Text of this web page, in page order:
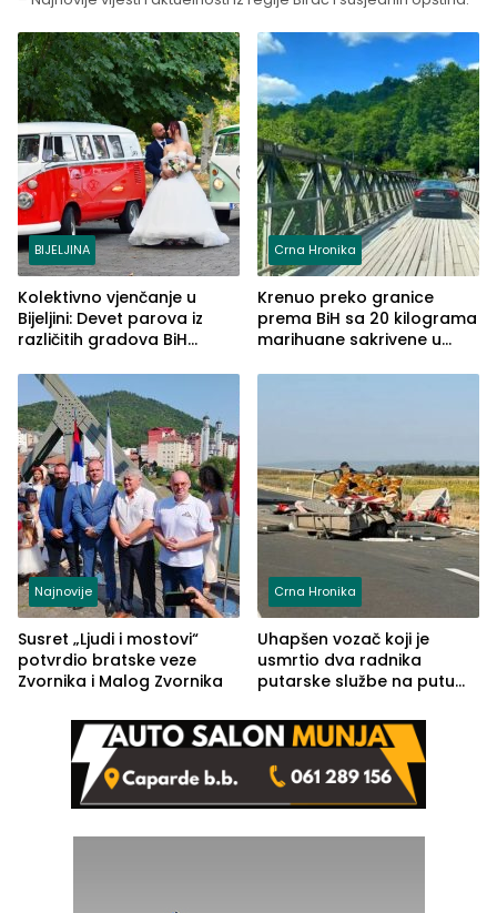
BIJELJINA
Kolektivno vjenčanje u
Bijeljini: Devet parova iz
različitih gradova BiH
Crna Hronika
Krenuo preko granice
prema BiH sa 20 kilograma
marihuane sakrivene u
Najnovije
Susret „Ljudi i mostovi“
potvrdio bratske veze
Zvornika i Malog Zvornika
Crna Hronika
Uhapšen vozač koji je
usmrtio dva radnika
putarske službe na putu
(FOTO)